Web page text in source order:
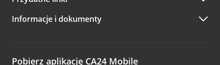
A po wizycie…
Zachęcamy do podzielenia się z nami opinią o wizycie.
opinie.
Informacje i dokumenty
Pobierz aplikację CA24 Mobile